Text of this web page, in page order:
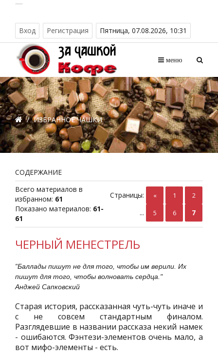
Вход Регистрация Пятница, 07.08.2026, 10:31
меню
/ ИЗБРАННОЕ ЧАШКИ
CОДЕРЖАНИЕ
Всего материалов в
избранном: 61
Показано материалов: 61-
61
Страницы: « 1 2
... 5 6 7
ЧЕРНЫЙ МЕНЕСТРЕЛЬ
"Баллады пишут не для того, чтобы им верили. Их
пишут для того, чтобы волновать сердца."
Анджей Сапковский
Старая история, рассказанная чуть-чуть иначе и
с не совсем стандартным финалом.
Разглядевшие в названии рассказа некий намек
- ошибаются. Фэнтези-элементов очень мало, а
вот мифо-элементы - есть.